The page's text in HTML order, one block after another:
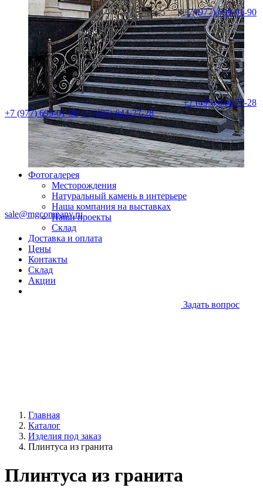
Фотогалерея
Месторождения
Натуральный камень в интерьере
Наша компания на выставках
Наши проекты
Склад
Доставка и оплата
Цены
Контакты
Склад
Акции
+7 (977) 699-01-90
+7 (495) 644-77-28
+7 (977) 699-01-90 +7 (495) 644-77-28
sale@mgcompany.ru
Задать вопрос
Главная
Каталог
Изделия под заказ
Плинтуса из гранита
Плинтуса из гранита